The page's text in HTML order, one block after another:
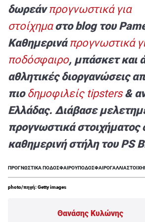
δωρεάνπρογνωστικά για
στοίχημαστο blog του
Καθημερινά προγνωστικά
ποδόσφαιρο, μπάσκετ και
αθλητικές διοργανώσεις
πιο δημοφιλείς tipsters&
Ελλάδας. Διάβασε
προγνωστικά στοιχήματος
καθημερινή στήλη του PS
ΠΡΟΓΝΩΣΤΙΚΑ ΠΟΔΟΣΦΑΙΡΟΥΠΟΔΟΣΦΑΙΡΟΓΑΛΛΙΑ
photo/πηγή: Getty images
Θανάσης Κυλώνης